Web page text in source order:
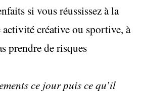
si vous réussissez à la
activité créative ou sportive, à
prendre de risques
ce jour puis ce qu’il